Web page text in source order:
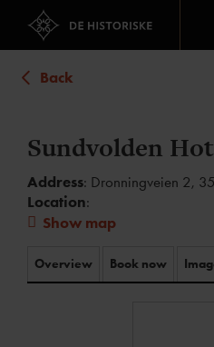
Back
Sundvolden
Address: Dronningveien 2,
Location:
Show map
Overview Book now